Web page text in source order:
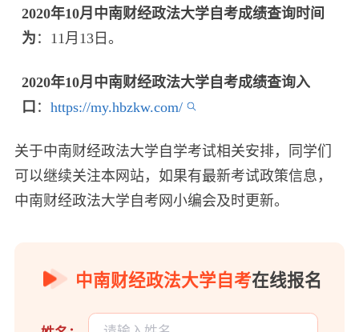
2020年10月中南财经政法大学自考成绩查询时间
为 ：11月13日。
2020年10月中南财经政法大学自考成绩查询入
口 ：https://my.hbzkw.com/
关于中南财经政法大学自学考试相关安排，同学们
可以继续关注本网站，如果有最新考试政策信息，
中南财经政法大学自考网小编会及时更新。
中南财经政法大学自考在线报名